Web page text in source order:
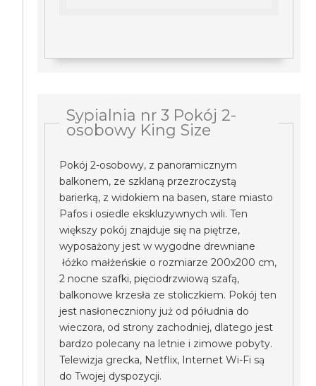
Sypialnia nr 3 Pokój 2-
osobowy King Size
Pokój 2-osobowy, z panoramicznym
balkonem, ze szklaną przezroczystą
barierką, z widokiem na basen, stare miasto
Pafos i osiedle ekskluzywnych wili. Ten
większy pokój znajduje się na piętrze,
wyposażony jest w wygodne drewniane
łóżko małżeńskie o rozmiarze 200x200 cm,
2 nocne szafki, pięciodrzwiową szafą,
balkonowe krzesła ze stoliczkiem. Pokój ten
jest nasłoneczniony już od półudnia do
wieczora, od strony zachodniej, dlatego jest
bardzo polecany na letnie i zimowe pobyty.
Telewizja grecka, Netflix, Internet Wi-Fi są
do Twojej dyspozycji.